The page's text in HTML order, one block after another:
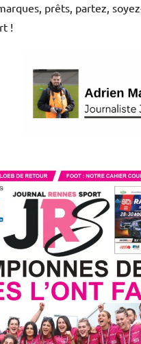
prêts, partez,
!